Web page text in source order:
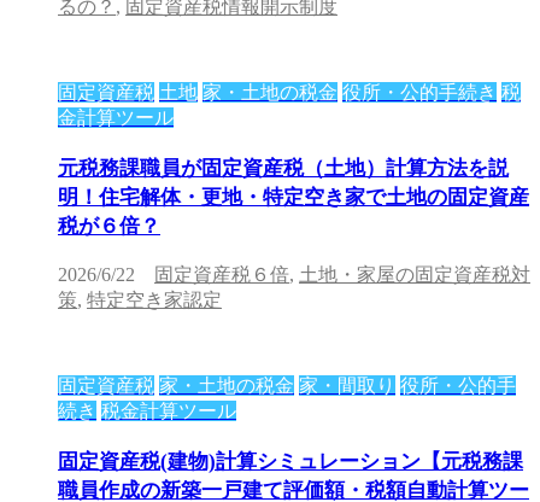
るの？ , 固定資産税情報開示制度
固定資産税 土地 家・土地の税金 役所・公的手続き 税
金計算ツール
元税務課職員が固定資産税（土地）計算方法を説
明！住宅解体・更地・特定空き家で土地の固定資産
税が６倍？
2026/6/22 固定資産税６倍, 土地・家屋の固定資産税対
策, 特定空き家認定
固定資産税 家・土地の税金 家・間取り 役所・公的手
続き 税金計算ツール
固定資産税(建物)計算シミュレーション【元税務課
職員作成の新築一戸建て評価額・税額自動計算ツー